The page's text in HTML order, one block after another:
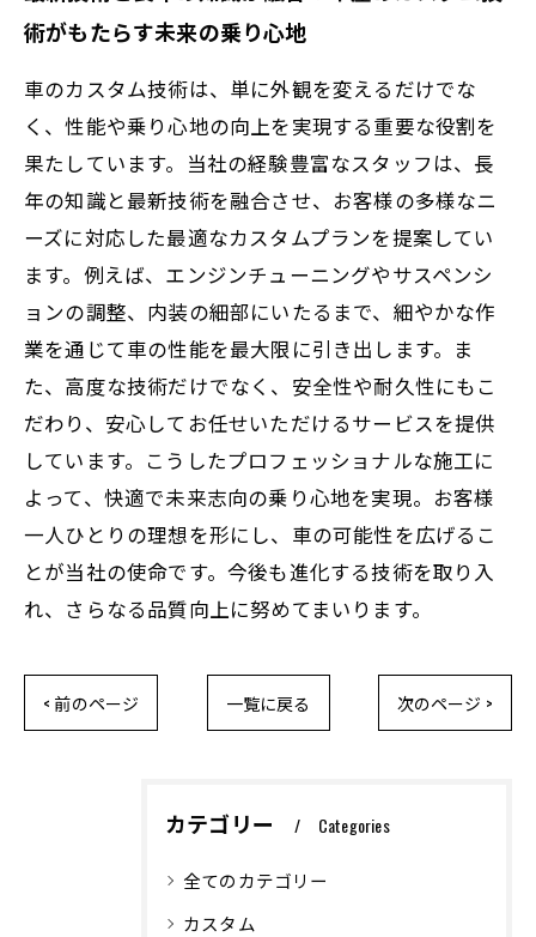
術がもたらす未来の乗り心地
車のカスタム技術は、単に外観を変えるだけでな
く、性能や乗り心地の向上を実現する重要な役割を
果たしています。当社の経験豊富なスタッフは、長
年の知識と最新技術を融合させ、お客様の多様なニ
ーズに対応した最適なカスタムプランを提案してい
ます。例えば、エンジンチューニングやサスペンシ
ョンの調整、内装の細部にいたるまで、細やかな作
業を通じて車の性能を最大限に引き出します。ま
た、高度な技術だけでなく、安全性や耐久性にもこ
だわり、安心してお任せいただけるサービスを提供
しています。こうしたプロフェッショナルな施工に
よって、快適で未来志向の乗り心地を実現。お客様
一人ひとりの理想を形にし、車の可能性を広げるこ
とが当社の使命です。今後も進化する技術を取り入
れ、さらなる品質向上に努めてまいります。
< 前のページ 一覧に戻る 次のページ >
カテゴリー Categories
全てのカテゴリー
カスタム